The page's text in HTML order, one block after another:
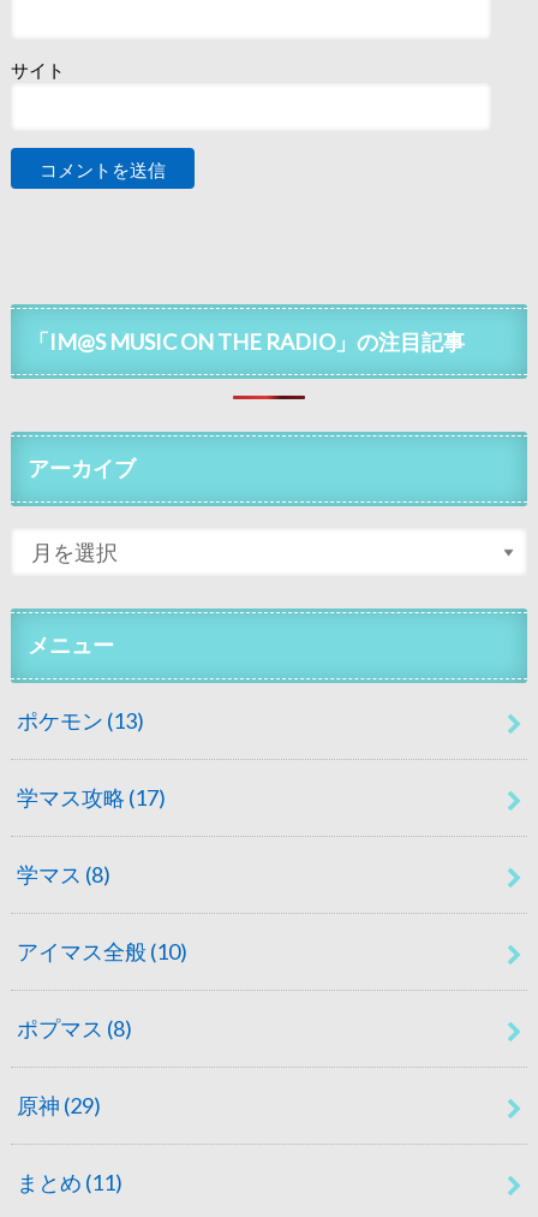
サイト
「IM@S MUSIC ON THE RADIO」の注目記事
アーカイブ
メニュー
ポケモン (13)
学マス攻略 (17)
学マス (8)
アイマス全般 (10)
ポプマス (8)
原神 (29)
まとめ (11)